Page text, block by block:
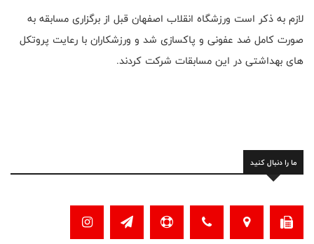
لازم به ذکر است ورزشگاه انقلاب اصفهان قبل از برگزاری مسابقه به
صورت کامل ضد عفونی و پاکسازی شد و ورزشکاران با رعایت پروتکل
های بهداشتی در این مسابقات شرکت کردند.
ما را دنبال کنید